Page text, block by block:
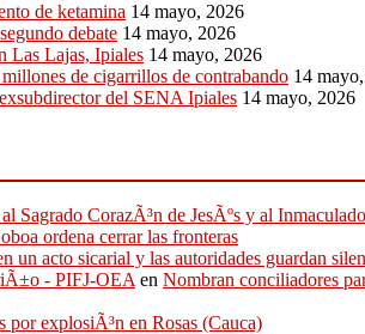
de ketamina 14 mayo, 2026
debate 14 mayo, 2026
Las Lajas, Ipiales 14 mayo, 2026
de cigarrillos de contrabando 14
del SENA Ipiales 14 mayo, 2026
Sagrado CorazÃ³n de JesÃºs y al
ordena cerrar las fronteras
un acto sicarial y las autoridades guardan
- PIFJ-OEA en Nombran conciliadores
por explosiÃ³n en Rosas (Cauca)